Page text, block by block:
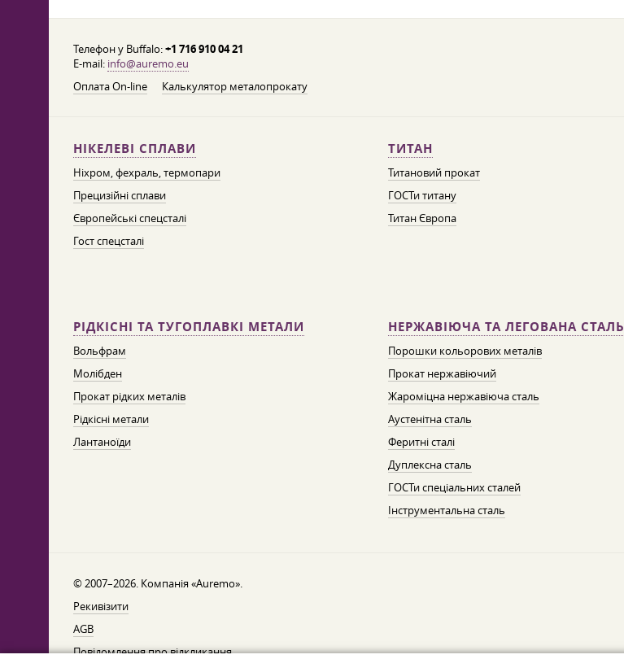
Телефон у Buffalo:+1 716 910 04 21
E-mail: info@auremo.eu
Оплата On-line
Калькулятор металопрокату
НІКЕЛЕВІ СПЛАВИ
Ніхром, фехраль, термопари
Прецизійні сплави
Європейські спецсталі
Гост спецсталі
ТИТАН
Титановий прокат
ГОСТи титану
Титан Європа
РІДКІСНІ ТА ТУГОПЛАВКІ МЕТАЛИ
Вольфрам
Молібден
Прокат рідких металів
Рідкісні метали
Лантаноїди
НЕРЖАВІЮЧА ТА ЛЕГОВАНА СТАЛЬ
Порошки кольорових металів
Прокат нержавіючий
Жароміцна нержавіюча сталь
Аустенітна сталь
Феритні сталі
Дуплексна сталь
ГОСТи спеціальних сталей
Інструментальна сталь
© 2007–2026. Компанія «Auremo».
Рекивізити
AGB
Повідомлення про відкликання